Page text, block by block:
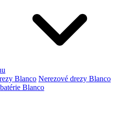
Blanco Nerezové drezy Blanco
Blanco